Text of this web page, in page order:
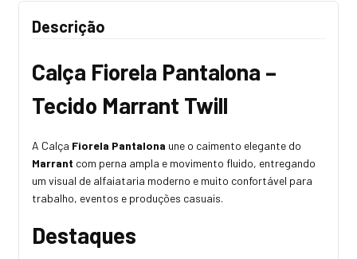
Descrição
Calça Fiorela Pantalona –
Tecido Marrant Twill
A Calça Fiorela Pantalona une o caimento elegante do
Marrant com perna ampla e movimento fluido, entregando
um visual de alfaiataria moderno e muito confortável para
trabalho, eventos e produções casuais.
Destaques